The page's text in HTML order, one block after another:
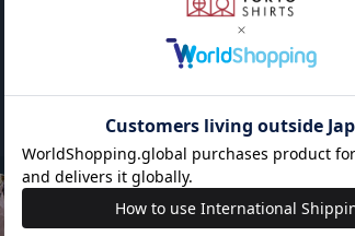
東京シャツについて